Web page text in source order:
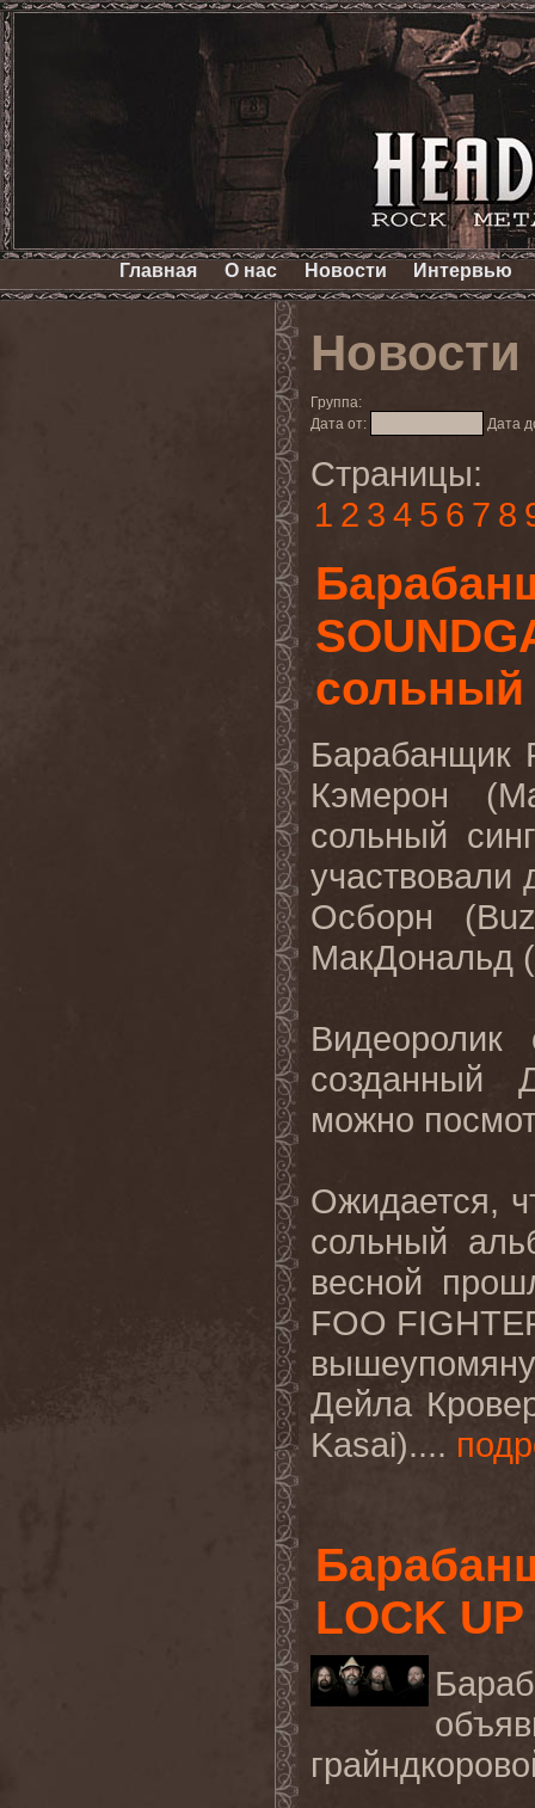
Главная О нас Новости Интервью
Новости
Группа:
Дата от:
Дата
Страницы:
1 2 3 4 5 6 7 8
сольный
Барабанщик
Кэмерон (
сольный
участвовали
Осборн (
МакДональд (
можно
Ожидается,
сольный
весной
FOO
Дейла
Kasai)....
LOCK UP